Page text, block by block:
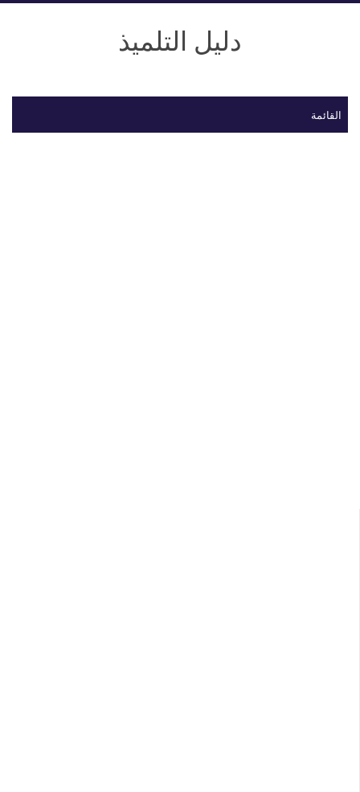
دليل التلميذ
القائمة